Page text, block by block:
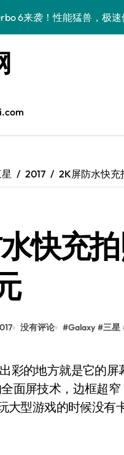
6来袭！性能猛兽，极速
17 Pro新机揭秘：亮点全掌
大揭秘！新功能、超值优
17 Pro爆料来袭！超全实用
RT资讯神器来袭！一机
震撼来袭！科技潮流新宠
Find X9震撼来袭！销售员
2017 2K屏防水快充
快充
没有评论 #Galaxy #三星
面屏技术，边框超
大型游戏的时候没有